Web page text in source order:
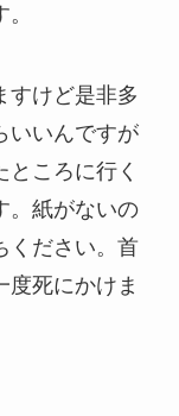
すけど是非多
いいんですが
ころに行く
。紙がないの
ください。首
度死にかけま